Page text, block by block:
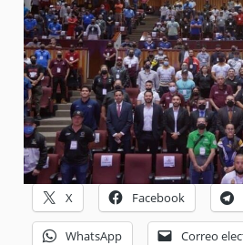
X Facebook
WhatsApp Correo